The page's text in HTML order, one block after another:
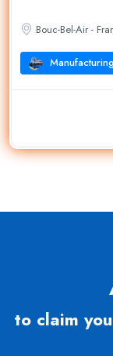
Bouc-Bel-Air -
to claim